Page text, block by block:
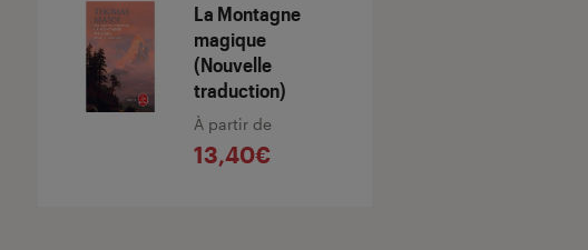
La Montagne
magique
(Nouvelle
traduction)
À partir de
13,40€